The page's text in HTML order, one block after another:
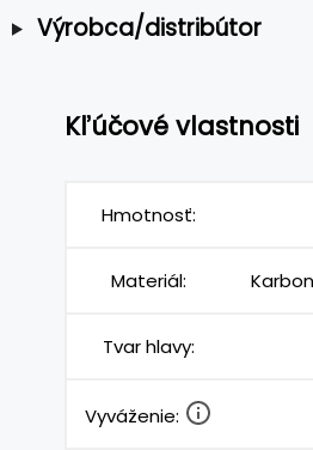
Výrobca/distribútor
Kľúčové vlastnosti
Hmotnosť:
Materiál:
Tvar hlavy:
Vyváženie: